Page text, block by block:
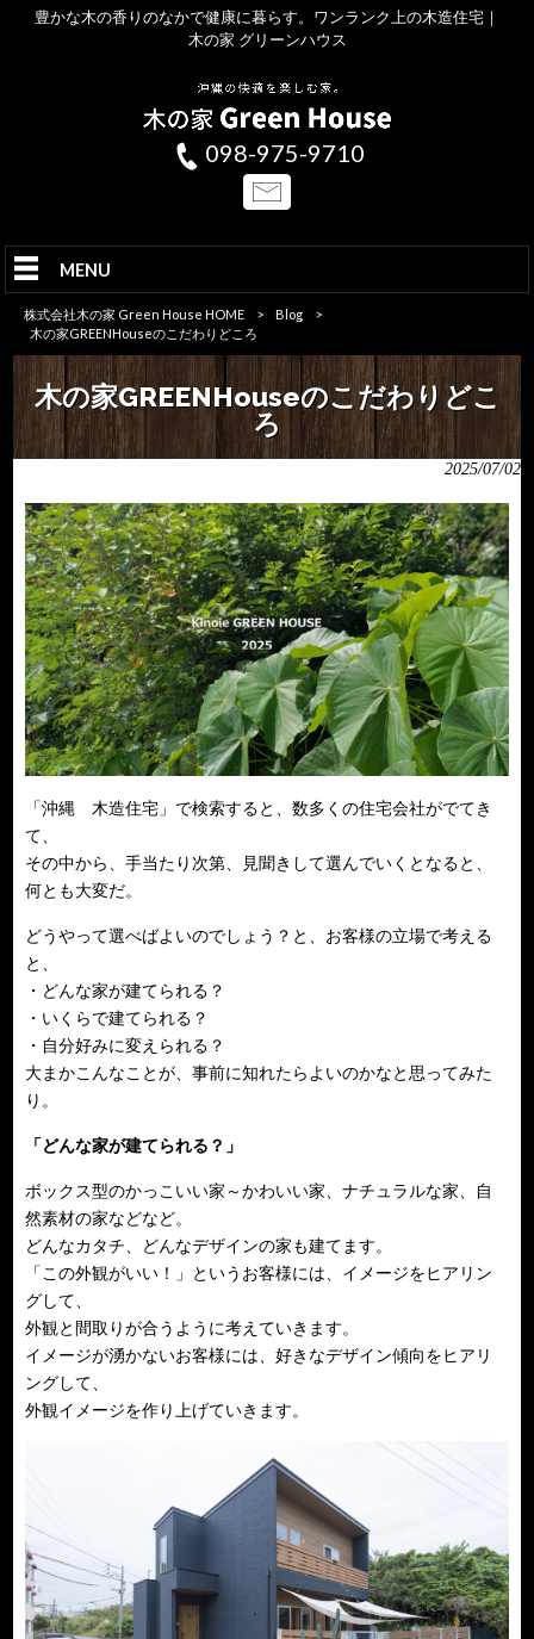
豊かな木の香りのなかで健康に暮らす。ワンランク上の木造住宅｜
木の家 グリーンハウス
098-975-9710
MENU
株式会社木の家 Green House HOME > Blog
>
木の家GREENHouseのこだわりどころ
木の家GREENHouseのこだわりどこ
ろ
2025/07/02
「沖縄 木造住宅」で検索すると、数多くの住宅会社がでてき
て、
その中から、手当たり次第、見聞きして選んでいくとなると、
何とも大変だ。
どうやって選べばよいのでしょう？と、お客様の立場で考える
と、
・どんな家が建てられる？
・いくらで建てられる？
・自分好みに変えられる？
大まかこんなことが、事前に知れたらよいのかなと思ってみた
り。
「どんな家が建てられる？」
ボックス型のかっこいい家～かわいい家、ナチュラルな家、自
然素材の家などなど。
どんなカタチ、どんなデザインの家も建てます。
「この外観がいい！」というお客様には、イメージをヒアリン
グして、
外観と間取りが合うように考えていきます。
イメージが湧かないお客様には、好きなデザイン傾向をヒアリ
ングして、
外観イメージを作り上げていきます。